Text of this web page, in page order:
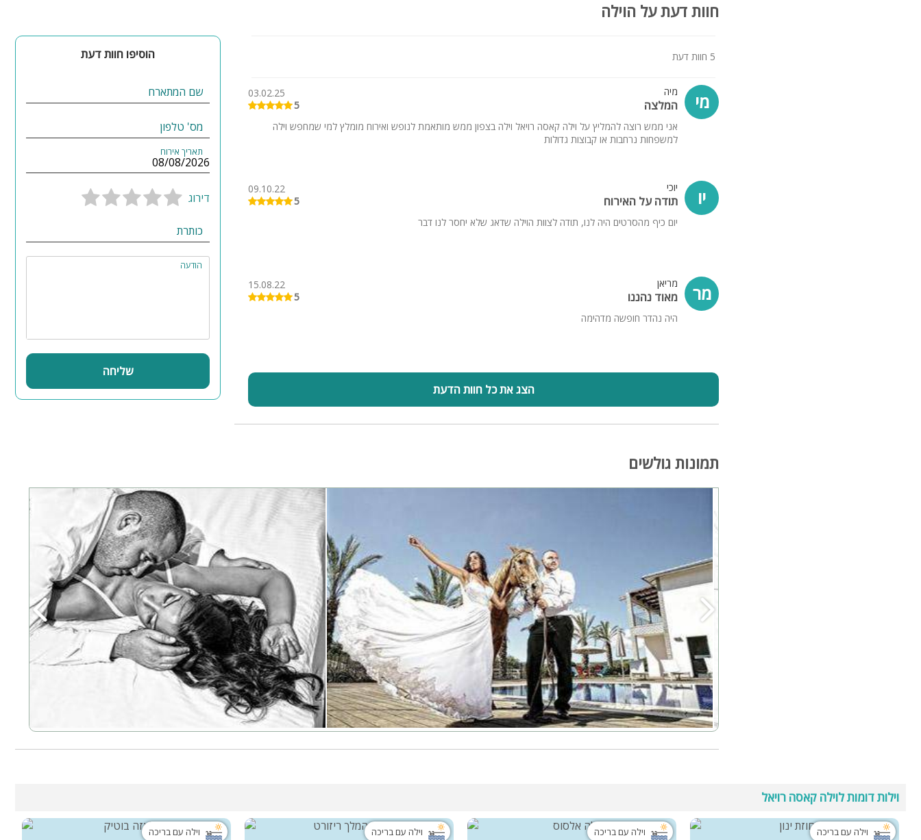
חנייה ענקית ופרטית
מיועד לזוגות, משפחות, קבוצות, אירועי יוקרה, ימי כיף לוועדי עובדים, השקות יוקרתיות ומסיבות סולידיות בלבד. ניתן
לארח עד 30 איש כולל לינה.
חוות דעת על הוילה
5 חוות דעת
מי מיה
המלצה
03.02.25
5
אני ממש רוצה להמליץ על וילה קאסה רויאל וילה בצפון ממש מותאמת לנופש ואירוח מומלץ למי שמחפש וילה
למשפחות נרחבות או קבוצות גדולות
יו יוכי
תודה על האירוח
09.10.22
5
יום כיף מהסרטים היה לנו, תודה לצוות הוילה שדאג שלא יחסר לנו דבר
מר מריאן
מאוד נהננו
15.08.22
5
היה נהדר חופשה מדהימה
הצג את כל חוות הדעת
הוסיפו חוות דעת
שם המתארח
מס' טלפון
תאריך אירוח
דירוג
כותרת
הודעה
שליחה
תמונות גולשים
‹
וילות דומות לוילה קאסה רויאל
וילה עם בריכה וילה עם בריכה וילה עם בריכה וילה עם בריכה